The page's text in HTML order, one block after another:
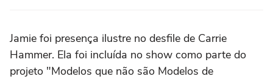
Jamie foi presença ilustre no desfile de Carrie
Hammer. Ela foi incluída no show como parte do
projeto "Modelos que não são Modelos de